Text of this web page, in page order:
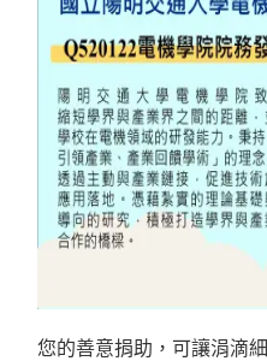
您的善意捐助，可讓涓滴